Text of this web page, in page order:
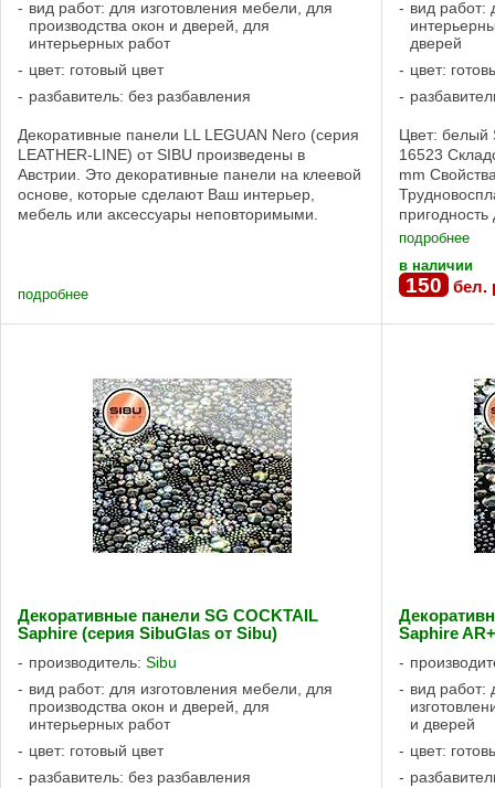
вид работ: для изготовления мебели, для
производства окон и дверей, для
интерьерных работ
цвет: готовый цвет
разбавитель: без разбавления
Декоративные панели LL LEGUAN Nero (серия
LEATHER-LINE) от SIBU произведены в
Австрии. Это декоративные панели на клеевой
основе, которые сделают Ваш интерьер,
мебель или аксессуары неповторимыми.
подробнее
вид работ:
дверей
цвет:
Цвет: белый
16523
mm
клеевая
подробнее
в наличии
150 бел.
Декоративные панели SG COCKTAIL
Saphire (серия SibuGlas от Sibu)
производитель: Sibu
вид работ: для изготовления мебели, для
производства окон и дверей, для
интерьерных работ
цвет: готовый цвет
разбавитель: без разбавления
Saphire
вид работ:
и дверей
цвет: